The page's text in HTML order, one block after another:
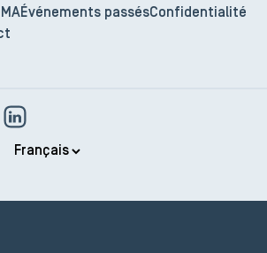
Événements passésConfidentialité